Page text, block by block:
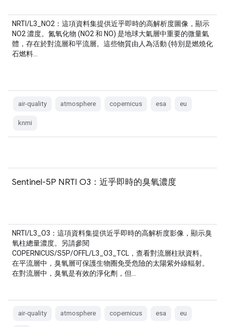
NRTI/L3_NO2：這項資料集提供近乎即時的高解析度圖像，顯示
NO2 濃度。氮氧化物 (NO2 和 NO) 是地球大氣層中重要的微量氣
體，存在於對流層和平流層。這些物質由人為活動 (特別是燃燒化
石燃料…
air-quality atmosphere copernicus esa eu
knmi
Sentinel-5P NRTI O3：近乎即時的臭氧濃度
NRTI/L3_O3：這項資料集提供近乎即時的高解析度影像，顯示臭
氧柱總量濃度。另請參閱
COPERNICUS/S5P/OFFL/L3_O3_TCL，查看對流層柱狀資料。
在平流層中，臭氧層可保護生物圈免受危險的太陽紫外線輻射。
在對流層中，臭氧是有效的淨化劑，但…
air-quality atmosphere copernicus esa eu